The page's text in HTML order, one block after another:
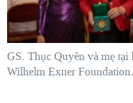
GS. Thục Quyên và mẹ
Wilhelm Exner Foundation.